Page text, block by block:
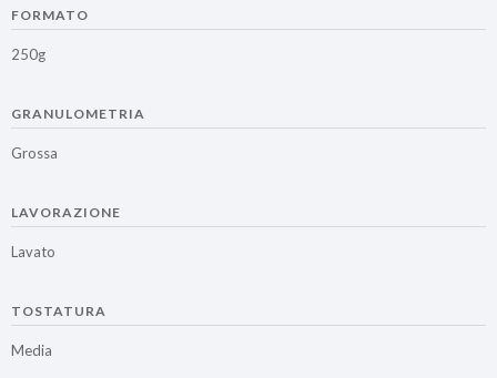
FORMATO
250g
GRANULOMETRIA
Grossa
LAVORAZIONE
Lavato
TOSTATURA
Media